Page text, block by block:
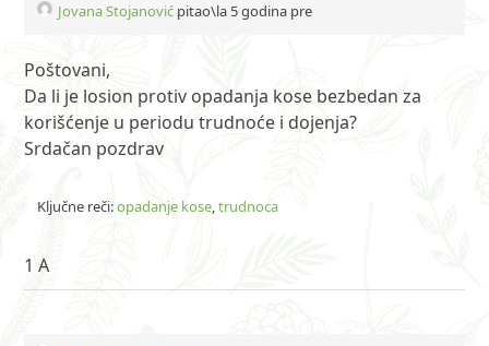
Jovana Stojanović pitao\la 5 godina pre
Poštovani,
Da li je losion protiv opadanja kose bezbedan za
korišćenje u periodu trudnoće i dojenja?
Srdačan pozdrav
Ključne reči:opadanje kose,trudnoca
1 A